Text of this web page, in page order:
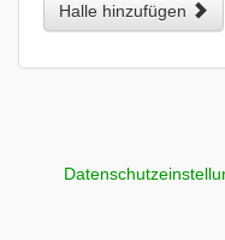
Halle hinzufügen